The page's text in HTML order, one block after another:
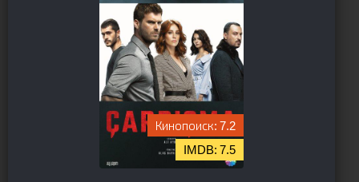
7.2
7.5